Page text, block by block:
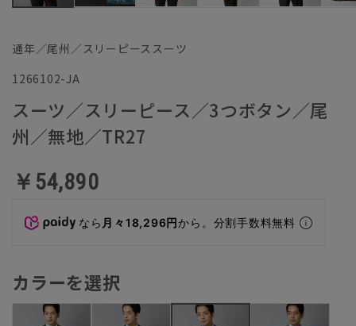
通年／尾州／スリーピーススーツ
1266102-JA
スーツ／スリーピース／3つボタン／尾
州／無地／TR27
￥54,890
なら 月々18,296円から。分割手数料無料
カラーを選択